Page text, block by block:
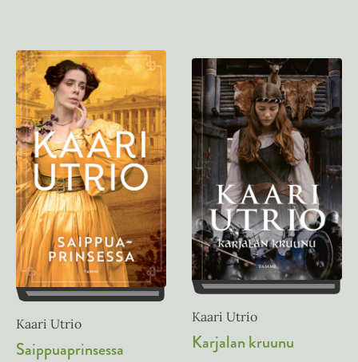
Kaari Utrio
Saippuaprinsessa
Kaari Utrio
Karjalan kruunu